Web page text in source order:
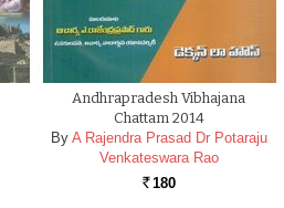
Andhrapradesh Vibhajana
Chattam 2014
By A Rajendra Prasad Dr Potaraju
Venkateswara Rao
Rs. 180